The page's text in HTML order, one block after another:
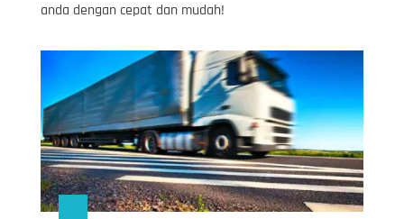
anda dengan cepat dan mudah!